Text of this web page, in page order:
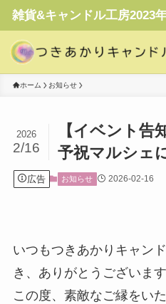
雑貨&キャンドル工房2023
ホーム お知らせ
【イベント告
予祝マルシェ
2026
2/16
広告 お知らせ 2026-02-16
いつもつきあかりキャン
き、ありがとうございます
この度、素敵なご縁をいた